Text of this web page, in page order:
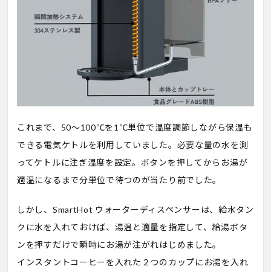
これまで、50〜100℃を1℃単位で温度調節しながら保温も
できる電気ケトルを利用していました。必要な量の水を測
ってケトルに注ぎ温度を設定。ボタンを押してからお湯が
適温になるまで分単位で待つのが当たり前でした。
しかし、SmartHot ウォーターディスペンサーは、給水タン
クに水を入れておけば、湯温と適量を指定して、給湯ボタ
ンを押すだけで瞬時にお湯が注がれはじめました。
インスタントコーヒーを入れた２つのカップにお湯を入れ